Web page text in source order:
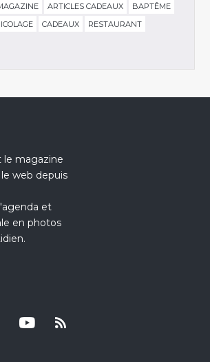
ARTICLES CADEAUX
BAPTÊME
CADEAUX
RESTAURANT
le magazine
web depuis
et
en photos